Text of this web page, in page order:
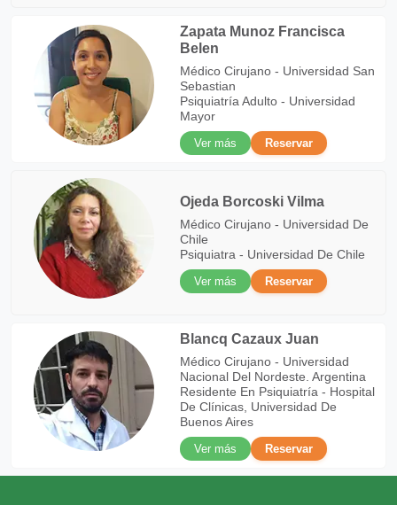
Zapata Munoz Francisca
Belen
Médico Cirujano - Universidad San
Sebastian
Psiquiatría Adulto - Universidad
Mayor
Ver más
Reservar
Ojeda Borcoski Vilma
Médico Cirujano - Universidad De
Chile
Psiquiatra - Universidad De Chile
Ver más
Reservar
Blancq Cazaux Juan
Médico Cirujano - Universidad
Nacional Del Nordeste. Argentina
Residente En Psiquiatría - Hospital
De Clínicas, Universidad De
Buenos Aires
Ver más
Reservar